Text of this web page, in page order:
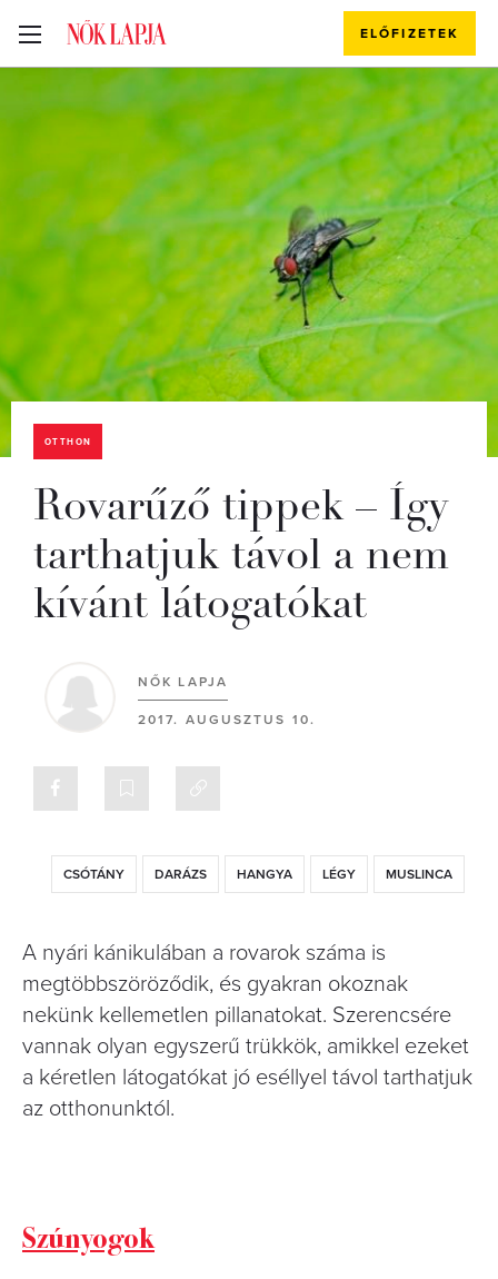
ELŐFIZETEK
OTTHON
Rovarűző tippek – Így
tarthatjuk távol a nem
kívánt látogatókat
NŐK LAPJA
2017. AUGUSZTUS 10.
CSÓTÁNY DARÁZS HANGYA LÉGY MUSLINCA
A nyári kánikulában a rovarok száma is
megtöbbszöröződik, és gyakran okoznak
nekünk kellemetlen pillanatokat. Szerencsére
vannak olyan egyszerű trükkök, amikkel ezeket
a kéretlen látogatókat jó eséllyel távol tarthatjuk
az otthonunktól.
Szúnyogok